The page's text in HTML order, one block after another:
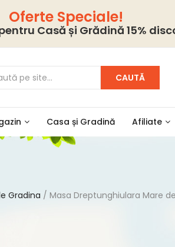
Oferte Speciale!
Casă și Grădină 15%
CAUTĂ
Casa și Gradină Afiliate
Gradina Masa Dreptunghiulara Mare